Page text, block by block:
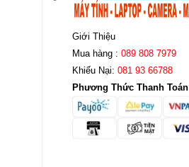
Giới Thiệu
Mua hàng : 089 808 7979
Khiếu Nại: 081 93 66788
Phương Thức Thanh Toán